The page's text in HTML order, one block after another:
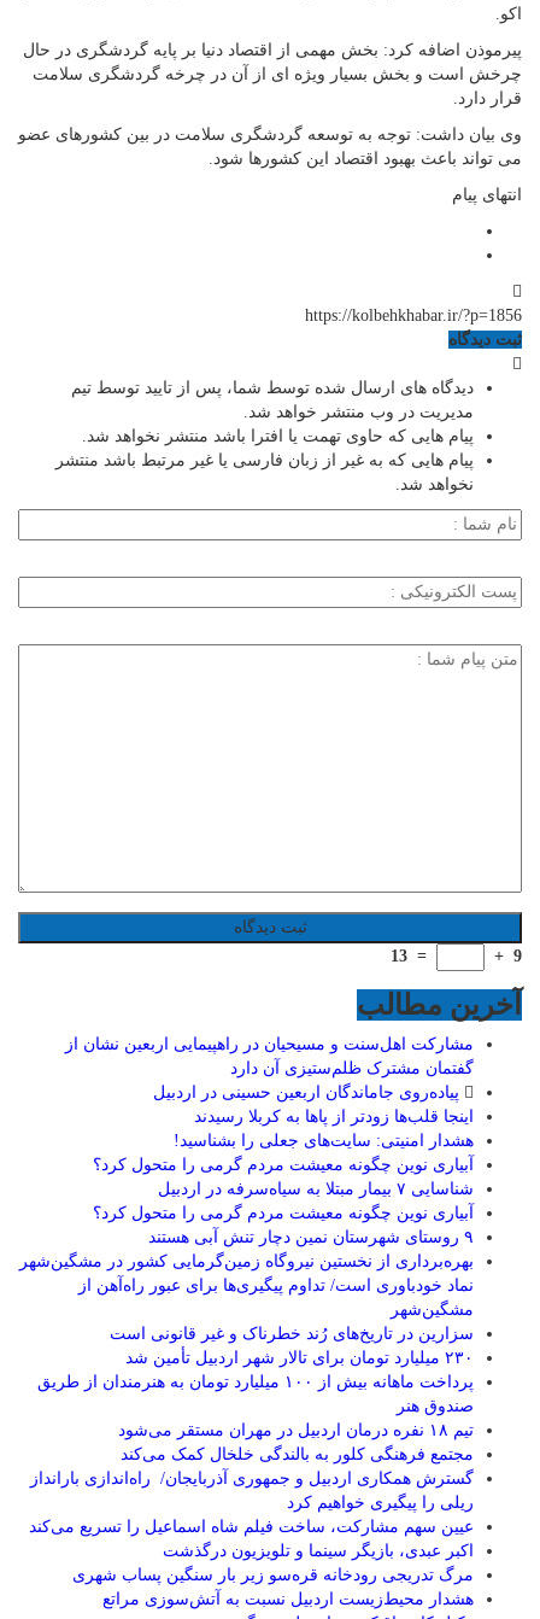
اکو.
پیرموذن اضافه کرد: بخش مهمی از اقتصاد دنیا بر پایه گردشگری در حال
چرخش است و بخش بسیار ویژه ای از آن در چرخه گردشگری سلامت
قرار دارد.
وی بیان داشت: توجه به توسعه گردشگری سلامت در بین کشورهای عضو
می تواند باعث بهبود اقتصاد این کشورها شود.
انتهای پیام
https://kolbehkhabar.ir/?p=1856
ثبت دیدگاه
دیدگاه های ارسال شده توسط شما، پس از تایید توسط تیم
مدیریت در وب منتشر خواهد شد.
پیام هایی که حاوی تهمت یا افترا باشد منتشر نخواهد شد.
پیام هایی که به غیر از زبان فارسی یا غیر مرتبط باشد منتشر
نخواهد شد.
9
+
=
13
آخرین مطالب
مشارکت اهل‌سنت و مسیحیان در راهپیمایی اربعین نشان از
گفتمان مشترک ظلم‌ستیزی آن دارد
پیاده‌روی جاماندگان اربعین حسینی در اردبیل
اینجا قلب‌ها زودتر از پاها به کربلا رسیدند
هشدار امنیتی: سایت‌های جعلی را بشناسید!
آبیاری نوین چگونه معیشت مردم گرمی را متحول کرد؟
شناسایی ۷ بیمار مبتلا به سیاه‌سرفه در اردبیل
آبیاری نوین چگونه معیشت مردم گرمی را متحول کرد؟
۹ روستای شهرستان نمین دچار تنش آبی هستند
بهره‌برداری از نخستین نیروگاه زمین‌گرمایی کشور در مشگین‌شهر
نماد خودباوری است/ تداوم پیگیری‌ها برای عبور راه‌آهن از
مشگین‌شهر
سزارین در تاریخ‌های رُند خطرناک و غیر قانونی است
۲۳۰ میلیارد تومان برای تالار شهر اردبیل تأمین شد
پرداخت ماهانه بیش از ۱۰۰ میلیارد تومان به هنرمندان از طریق
صندوق هنر
تیم ۱۸ نفره درمان اردبیل در مهران مستقر می‌شود
مجتمع فرهنگی کلور به بالندگی خلخال کمک می‌کند
گسترش همکاری اردبیل و جمهوری آذربایجان/ راه‌اندازی بارانداز
ریلی را پیگیری خواهیم کرد
عیین سهم مشارکت، ساخت فیلم شاه‌ اسماعیل را تسریع می‌کند
اکبر عبدی، بازیگر سینما و تلویزیون درگذشت
مرگ تدریجی رودخانه قره‌سو زیر بار سنگین پساب شهری
هشدار محیط‌زیست اردبیل نسبت به آتش‌سوزی مراتع